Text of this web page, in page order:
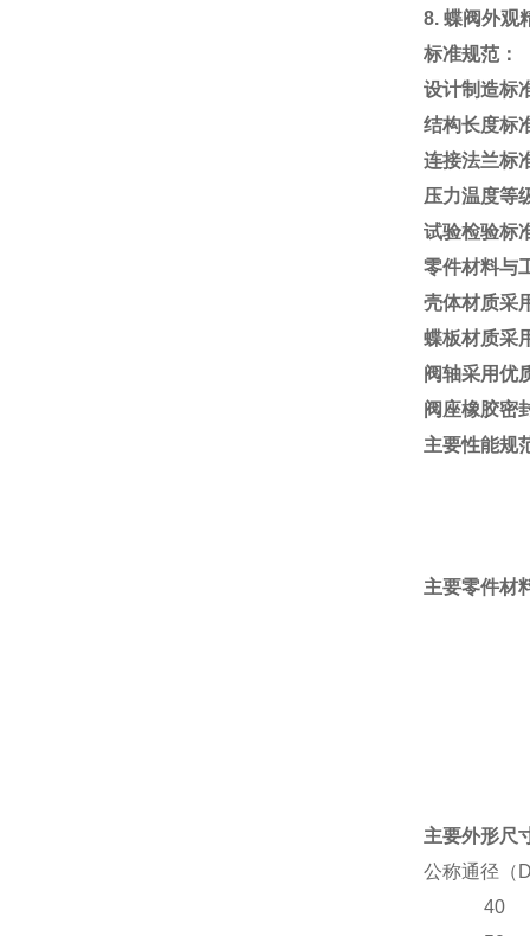
8. 蝶阀外观
标准规范：
设计制造标
结构长度标
连接法兰标
压力温度等
试验检验标
零件材料与
壳体材质采
蝶板材质采
阀轴采用
阀座橡胶
主要性能规
主要零件材
主要外形尺
公称通径（
40